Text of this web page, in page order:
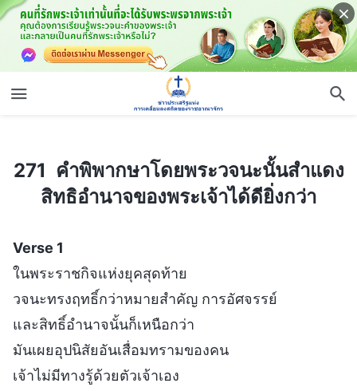
271 คำพิพากษาโดยพระวจนะนั้นสำแดง
สิทธิอำนาจของพระเจ้าได้ดียิ่งกว่า
Verse 1
ในพระราชกิจแห่งยุคสุดท้าย
วจนะทรงฤทธิ์กว่าหมายสำคัญ การอัศจรรย์
และสิทธิ์อำนาจนั้นก็เหนือกว่า
มันเผยอุปนิสัยอันเสื่อมทรามของคน
เจ้าไม่มีทางรู้ด้วยตัวเจ้าเอง